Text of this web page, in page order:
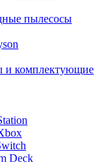
пылесосы
комплектующие
Deck